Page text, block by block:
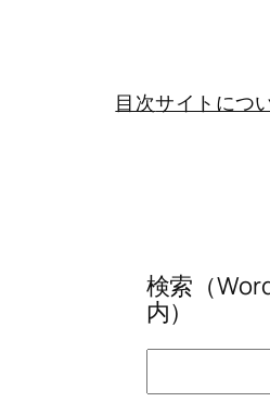
目次サイトにつ
検索（
内）